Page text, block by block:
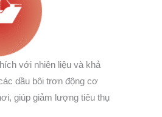
với nhiên liệu và khả
dầu bôi trơn động cơ
giúp giảm lượng tiêu thụ